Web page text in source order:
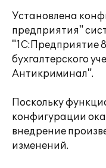
Установлена
предприятия"
"1С:Предприятие
бухгалтерского
Антикриминал".
Поскольку
конфигурации
внедрение
изменений.